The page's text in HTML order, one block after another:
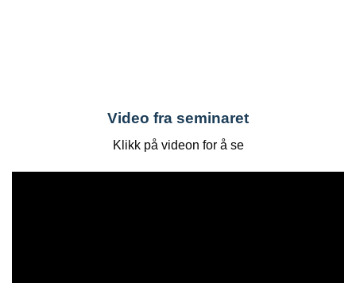
Video fra seminaret
Klikk på videon for å se